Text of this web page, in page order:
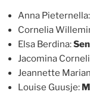
Anna Pieternella:
Cornelia
Elsa Berdina:
Jacomina
Jeannette
Louise Guusje: